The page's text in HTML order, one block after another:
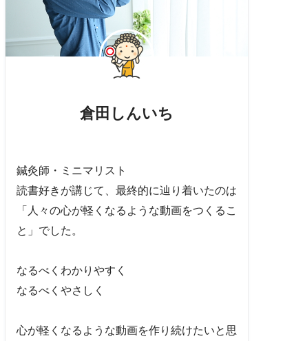
倉田しんいち
鍼灸師・ミニマリスト
読書好きが講じて、最終的に辿り着いたのは
「人々の心が軽くなるような動画をつくるこ
と」でした。
なるべくわかりやすく
なるべくやさしく
心が軽くなるような動画を作り続けたいと思